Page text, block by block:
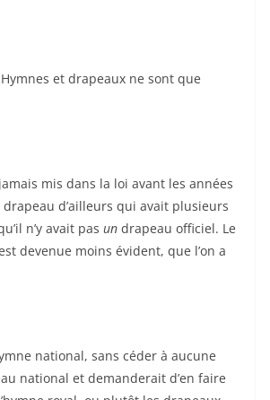
et drapeaux ne sont que
mis dans la loi avant les années
d’ailleurs qui avait plusieurs
n’y avait pas un drapeau officiel. Le
devenue moins évident, que l’on a
national, sans céder à aucune
national et demanderait d’en faire